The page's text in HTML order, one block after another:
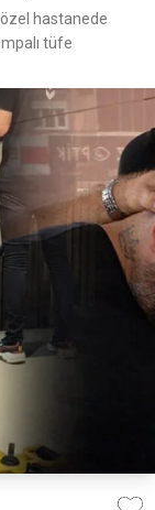
hastanede
tüfe